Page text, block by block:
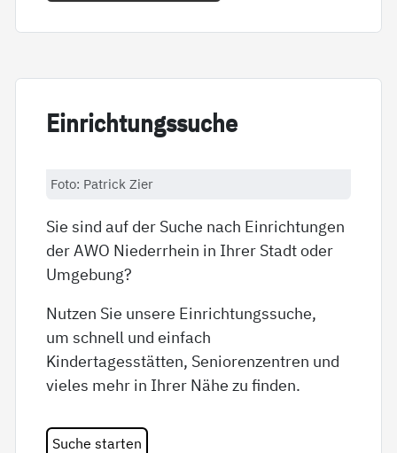
Ein­rich­tungs­su­che
Foto: Patrick Zier
Sie sind auf der Suche nach Einrichtungen
der AWO Niederrhein in Ihrer Stadt oder
Umgebung?
Nutzen Sie unsere Einrichtungssuche,
um schnell und einfach
Kindertagesstätten, Seniorenzentren und
vieles mehr in Ihrer Nähe zu finden.
Suche starten